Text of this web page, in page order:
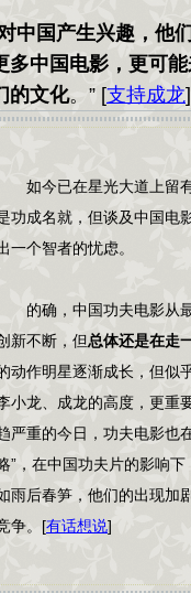
中国产生兴趣，他
多中国电影，更可
的文化。” [支持成龙]
如今已在星光大道上留
功成名就，但谈及中国电
一个智者的忧虑。
的确，中国功夫电影从
新不断，但总体还是在走
动作明星逐渐成长，但似
小龙、成龙的高度，更重
严重的今日，功夫电影也
”，在中国功夫片的影响
雨后春笋，他们的出现加
争。[有话想说]